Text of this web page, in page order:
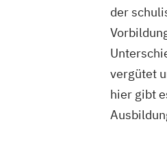
der
vergütet
hier gibt